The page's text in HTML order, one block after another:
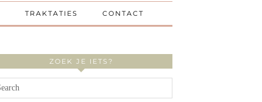
TRAKTATIES CONTACT
ZOEK JE IETS?